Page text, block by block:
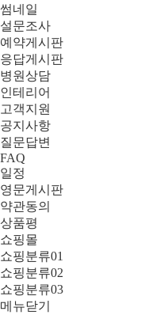
썸네일
설문조사
예약게시판
응답게시판
병원상담
인테리어
고객지원
공지사항
질문답변
FAQ
일정
영문게시판
약관동의
상품평
쇼핑몰
쇼핑분류01
쇼핑분류02
쇼핑분류03
메뉴닫기